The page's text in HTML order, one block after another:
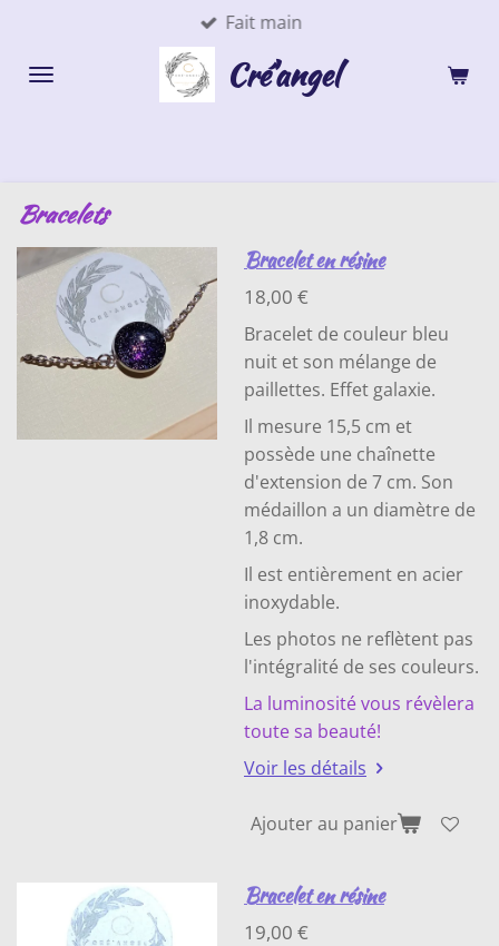
contenu
Cré'angel
Fait main
Bracelets
Bracelet en résine
18,00 €
Bracelet de couleur bleu
nuit et son mélange de
paillettes. Effet galaxie.
Il mesure 15,5 cm et
possède une chaînette
d'extension de 7 cm. Son
médaillon a un diamètre de
1,8 cm.
Il est entièrement en acier
inoxydable.
Les photos ne reflètent pas
l'intégralité de ses couleurs.
La luminosité vous révèlera
toute sa beauté!
Voir les détails
Ajouter au panier
Bracelet en résine
19,00 €